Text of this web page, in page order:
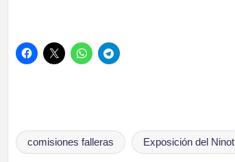
Etiquetas:
comisiones falleras Exposición del Ninot